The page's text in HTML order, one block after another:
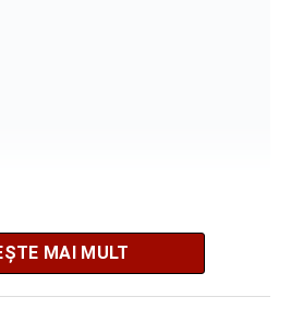
de pompieri, o femeie de 66
a fost găsită inconștientă în
MAI MULT